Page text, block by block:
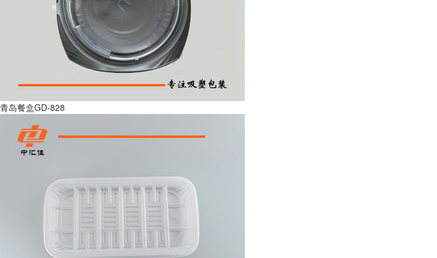
青岛餐盒GD-828